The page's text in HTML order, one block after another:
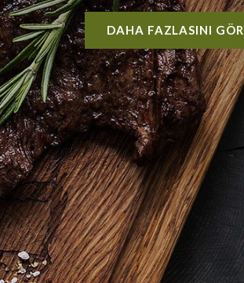
DAHA FAZLASINI GÖR